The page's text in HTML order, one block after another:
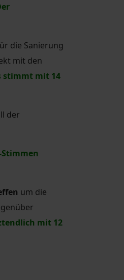
die Sanierung
mit den
stimmt mit 14
der
Stimmen
um die
mit 12